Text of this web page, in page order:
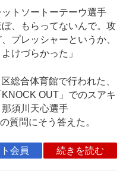
トソートーテーウ選手
、もらってないんで。攻
プレッシャーというか、
けづらかった」
総合体育館で行われた、
OUT」でのスアキ
須川天心選手
質問にそう答えた。
会員 続きを読む